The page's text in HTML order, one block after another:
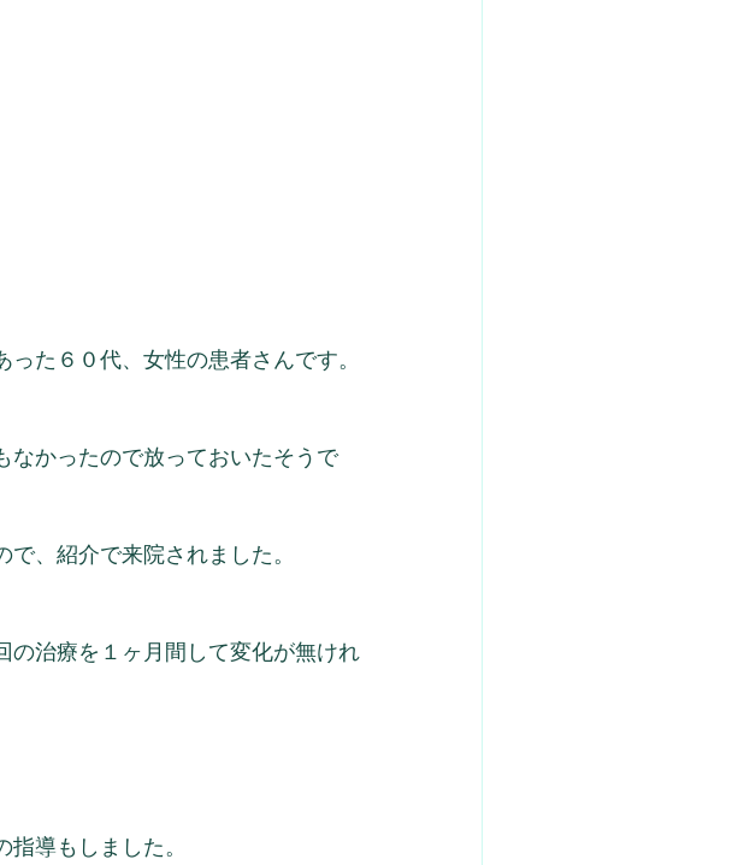
た６０代、女性の患者さんです。
なかったので放っておいたそうで
、紹介で来院されました。
の治療を１ヶ月間して変化が無けれ
導もしました。